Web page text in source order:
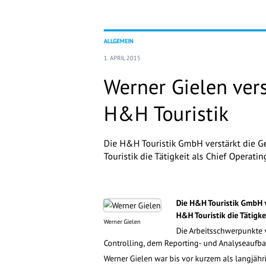
ALLGEMEIN
1. APRIL 2015
Werner Gielen
H&H Touristik
Die H&H Touristik GmbH verstärkt die
Touristik die Tätigkeit als Chief
Werner Gielen
Die H&H Touristik
H&H Touristik die
Die
Controlling, dem Reporting- und
Werner Gielen war bis vor kurzem als